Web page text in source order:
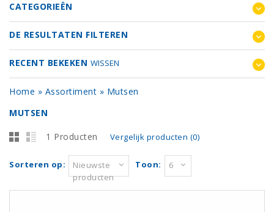
CATEGORIEËN
DE RESULTATEN FILTEREN
RECENT BEKEKEN WISSEN
Home » Assortiment » Mutsen
MUTSEN
1 Producten Vergelijk producten (0)
Sorteren op:
Nieuwste
producten
Toon: 6